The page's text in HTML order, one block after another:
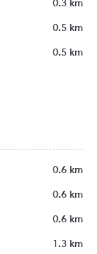
0.3 km
0.5 km
0.5 km
0.6 km
0.6 km
0.6 km
1.3 km